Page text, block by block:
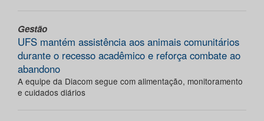
Gestão
UFS mantém assistência aos animais comunitários
durante o recesso acadêmico e reforça combate ao
abandono
A equipe da Diacom segue com alimentação, monitoramento
e cuidados diários